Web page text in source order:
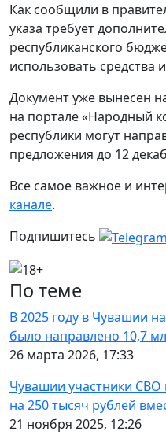
Как сообщили в
указа требует
республиканского
использовать средства
Документ уже вынесен
на портале «Народный
республики могут
предложения до 12
Все самое важное и
канале.
Подпишитесь
По теме
В 2025 году в Чувашии
было направлено 10,7
26 марта 2026, 17:33
Чувашии участники СВО
на 250 тысяч рублей
21 ноября 2025, 12:26